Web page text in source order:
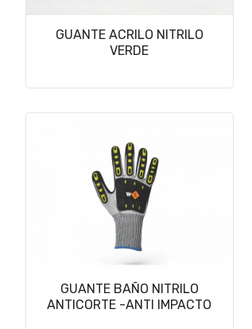
GUANTE ACRILO NITRILO
VERDE
GUANTE BAÑO NITRILO
ANTICORTE -ANTI IMPACTO